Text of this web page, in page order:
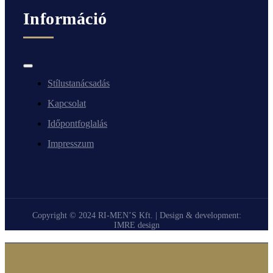
Információ
Toggle
NavigationStílustanácsadás
Kapcsolat
Időpontfoglalás
Impresszum
Copyright © 2024 RI-MEN’S Kft. | Design & development:
IMRE design